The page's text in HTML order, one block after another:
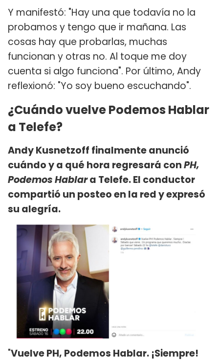
Y manifestó: "Hay una que todavía no la
probamos y tengo que ir mañana. Las
cosas hay que probarlas, muchas
funcionan y otras no. Al toque me doy
cuenta si algo funciona". Por último, Andy
reflexionó: "Yo soy bueno escuchando".
¿Cuándo vuelve Podemos Hablar
a Telefe?
Andy Kusnetzoff finalmente anunció
cuándo y a qué hora regresará conPH,
Podemos Hablara Telefe. El conductor
compartió un posteo en la red y expresó
su alegría.
"Vuelve PH, Podemos Hablar. ¡Siempre!